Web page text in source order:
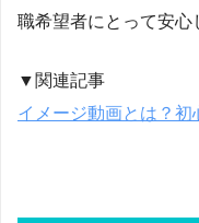
職希望者にとって安心
▼関連記事
イメージ動画とは？初